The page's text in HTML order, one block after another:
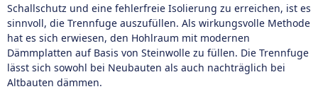
Schallschutz und eine fehlerfreie Isolierung zu erreichen, ist es
sinnvoll, die Trennfuge auszufüllen. Als wirkungsvolle Methode
hat es sich erwiesen, den Hohlraum mit modernen
Dämmplatten auf Basis von Steinwolle zu füllen. Die Trennfuge
lässt sich sowohl bei Neubauten als auch nachträglich bei
Altbauten dämmen.